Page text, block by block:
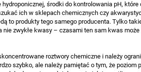
hydroponicznej, środki do kontrolowania pH,
ich w sklepach chemicznych czy
to produkty tego samego producenta. Tylko
nie zwykłe kwasy – czasami ten sam kwas
roztwory chemiczne i należy
szybko, ale należy pamiętać o tym, że